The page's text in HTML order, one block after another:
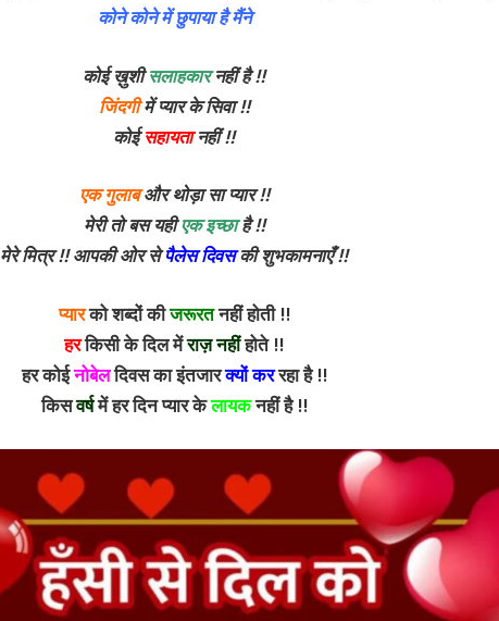
कोने कोने में छुपाया है मैंने
कोई ख़ुशीसलाहकारनहीं है !!
जिंदगीमें प्यार के सिवा !!
कोईसहायतानहीं !!
एक गुलाबऔर थोड़ा सा प्यार !!
मेरी तो बस यहीएक इच्छाहै !!
मेरे मित्र !! आपकी ओर सेपैलेस दिवसकी शुभकामनाएँ !!
प्यारको शब्दों कीजरूरतनहीं होती !!
हरकिसी के दिल मेंराज़ नहींहोते !!
हर कोईनोबेलदिवस का इंतजारक्यों कररहा है !!
किसवर्षमें हर दिन प्यार केलायकनहीं है !!